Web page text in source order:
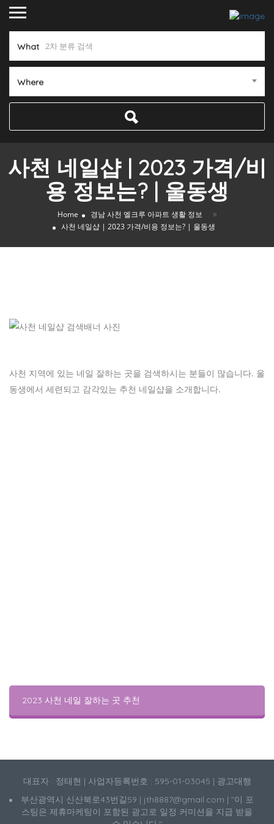
What
Where
사천 네일샵 | 2023 가격/비
용 정보는? | 울동생
Home 경남 사천 엘크루 아파트 생활 정보 »
사천 네일샵 | 2023 가격/비용 정보는? | 울동생
사천 지역에 있는 네일 잘하는 곳을 검색하시는 분들이 많습니다. 울
동생에서 세련되고 감각있는 추천 네일샵을 소개합니다.
2023 사천 네일 잘하는 곳 추천
대표자 : 정태현 | 사업자등록번호 : 595-01-03045 | 광고대행
부산광역시 신산북로43번길59 | jth8887@gmail.com | "이 포
스팅은 제휴마케팅이 포함된 광고로 일정 커미션을 지급 받을